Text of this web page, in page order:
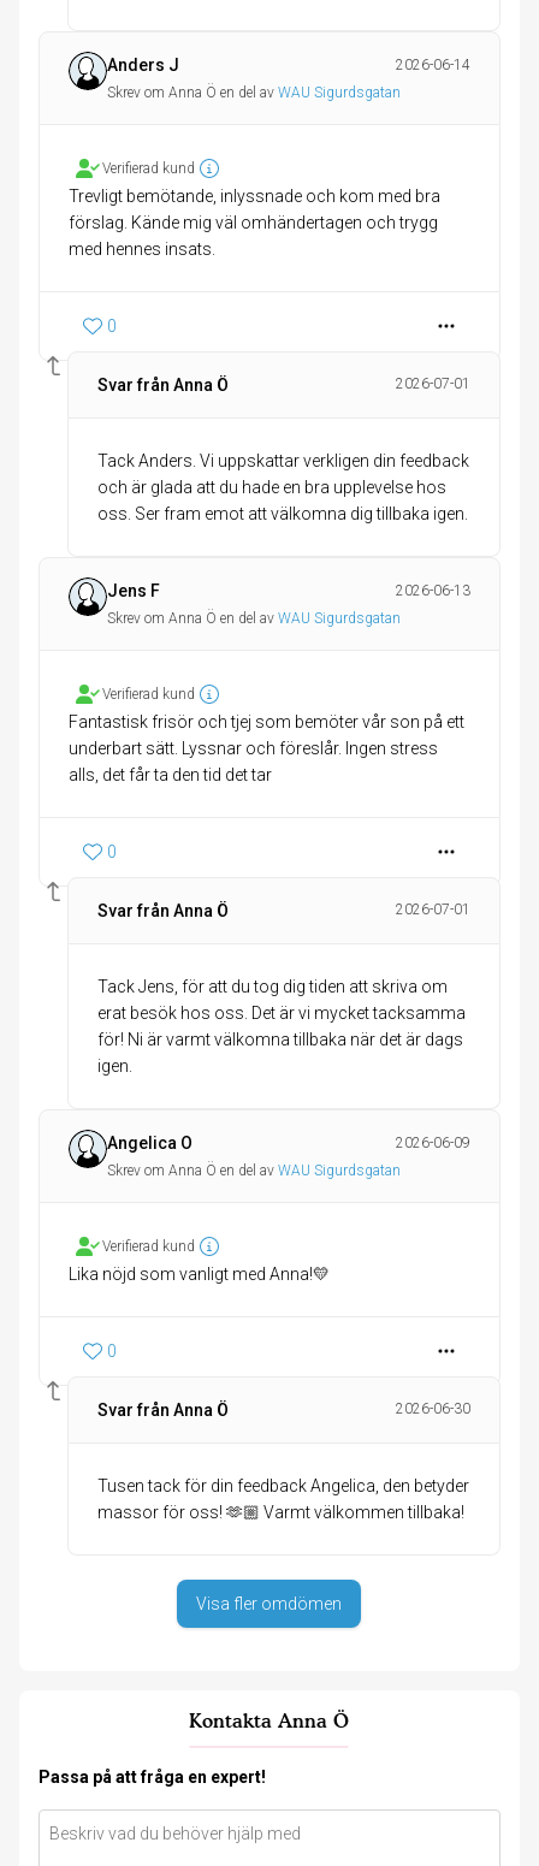
Anders J
2026-06-14
Skrev om Anna Ö en del av WAU Sigurdsgatan
Verifierad kund
Trevligt bemötande, inlyssnade och kom med bra
förslag. Kände mig väl omhändertagen och trygg
med hennes insats.
0
Svar från Anna Ö 2026-07-01
Tack Anders. Vi uppskattar verkligen din feedback
och är glada att du hade en bra upplevelse hos
Jens F
2026-06-13
Skrev om Anna Ö en del av WAU Sigurdsgatan
Verifierad kund
Fantastisk frisör och tjej som bemöter vår son på ett
underbart sätt. Lyssnar och föreslår. Ingen stress
alls, det får ta den tid det tar
0
Svar från Anna Ö 2026-07-01
Tack Jens, för att du tog dig tiden att skriva om
erat besök hos oss. Det är vi mycket tacksamma
för! Ni är varmt välkomna tillbaka när det är dags
Angelica O
2026-06-09
Skrev om Anna Ö en del av WAU Sigurdsgatan
Verifierad kund
Lika nöjd som vanligt med Anna!💛
0
Svar från Anna Ö 2026-06-30
Tusen tack för din feedback Angelica, den betyder
Visa fler omdömen
Kontakta Anna Ö
Passa på att fråga en expert!